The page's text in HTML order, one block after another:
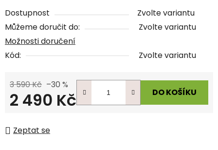
Dostupnost
Zvolte variantu
Můžeme doručit do:
Zvolte variantu
Možnosti doručení
Kód:
Zvolte variantu
3 590 Kč –30 %
2 490 Kč DO KOŠÍKU
Zeptat se